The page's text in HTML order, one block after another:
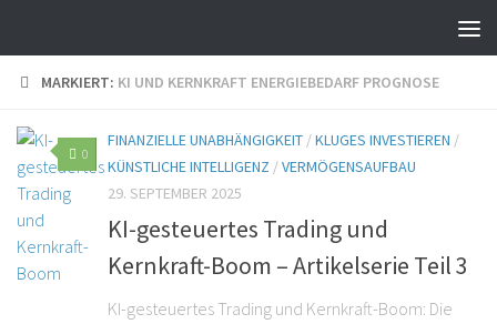
MARKIERT: KI UND KERNKRAFT ENERGIEBEDARF PROGNOSE
0
FINANZIELLE UNABHÄNGIGKEIT /KLUGES INVESTIEREN /
KÜNSTLICHE INTELLIGENZ /VERMÖGENSAUFBAU
29. SEPTEMBER 2025
KI-gesteuertes Trading und
Kernkraft-Boom – Artikelserie Teil 3
KI-gesteuertes Trading und Kernkraft-Boom: Die